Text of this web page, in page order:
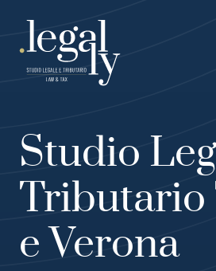
contenuto
Studio
Tributario
e Verona